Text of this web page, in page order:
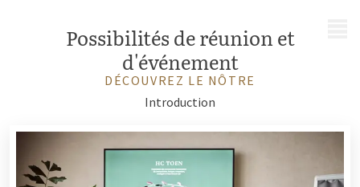
Possibilités de réunion et
d'événement
DÉCOUVREZ LE NÔTRE
Introduction